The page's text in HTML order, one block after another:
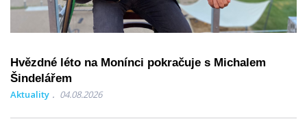
Hvězdné léto na Monínci pokračuje s Michalem
Šindelářem
Aktuality 04.08.2026